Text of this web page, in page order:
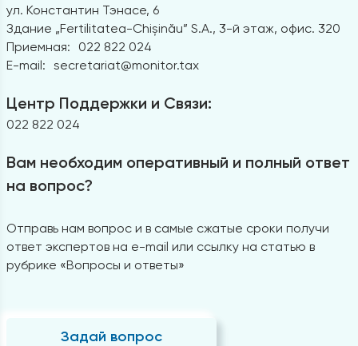
ул. Константин Тэнасе, 6
Здание „Fertilitatea-Chișinău” S.A., 3-й этаж, офис. 320
Приемная:
022 822 024
E-mail: secretariat@monitor.tax
Центр Поддержки и Связи:
022 822 024
Вам необходим оперативный и полный ответ
на вопрос?
Отправь нам вопрос и в самые сжатые сроки получи
ответ экспертов на e-mail или ссылку на статью в
рубрике «Вопросы и ответы»
Задай вопрос